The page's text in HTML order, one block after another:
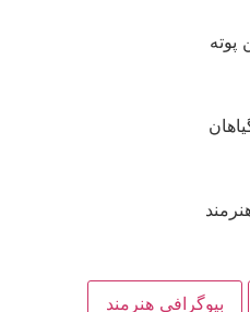
پوته
بیوگرافی هنرمند